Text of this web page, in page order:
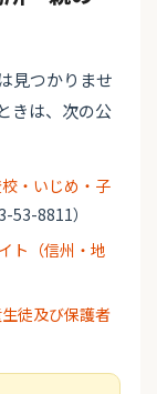
見つかりませ
きは、次の公
・いじめ・子
53-8811）
ト（信州・地
徒及び保護者